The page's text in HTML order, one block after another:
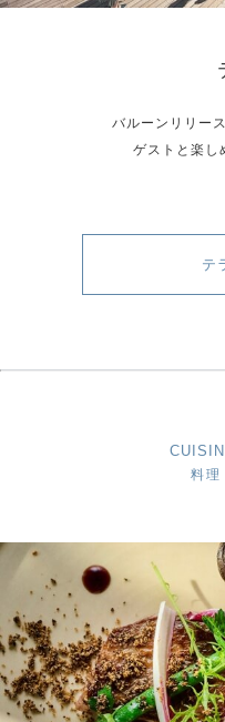
バルーンリリー
ゲストと楽し
テ
料理